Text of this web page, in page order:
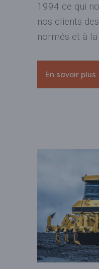
1994 ce qui
nos clients
normés et à
En savoir plus